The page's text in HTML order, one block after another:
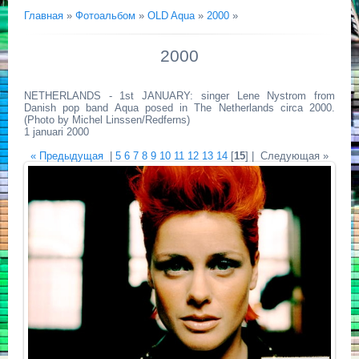
Главная » Фотоальбом » OLD Aqua» 2000 »
2000
NETHERLANDS - 1st JANUARY: singer Lene Nystrom from
Danish pop band Aqua posed in The Netherlands circa 2000.
(Photo by Michel Linssen/Redferns)
1 januari 2000
« Предыдущая
5 6 7 8 9 10 11 12 13 14 [15] | Следующая »